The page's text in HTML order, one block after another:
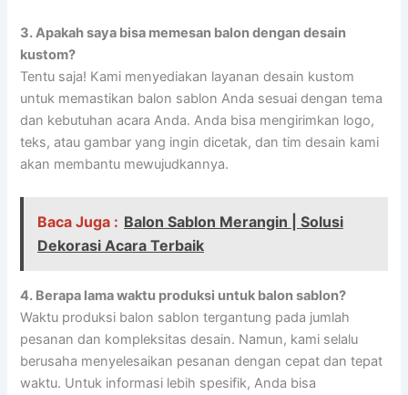
3. Apakah saya bisa memesan balon dengan desain
kustom?
Tentu saja! Kami menyediakan layanan desain kustom
untuk memastikan balon sablon Anda sesuai dengan tema
dan kebutuhan acara Anda. Anda bisa mengirimkan logo,
teks, atau gambar yang ingin dicetak, dan tim desain kami
akan membantu mewujudkannya.
Baca Juga : Balon Sablon Merangin | Solusi
Dekorasi Acara Terbaik
4. Berapa lama waktu produksi untuk balon sablon?
Waktu produksi balon sablon tergantung pada jumlah
pesanan dan kompleksitas desain. Namun, kami selalu
berusaha menyelesaikan pesanan dengan cepat dan tepat
waktu. Untuk informasi lebih spesifik, Anda bisa